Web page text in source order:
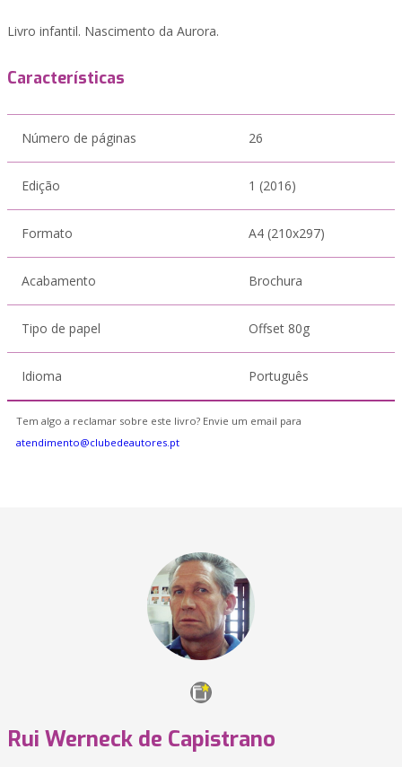
Livro infantil. Nascimento da Aurora.
Características
Número de páginas 26
Edição 1 (2016)
Formato A4 (210x297)
Acabamento Brochura
Tipo de papel Offset 80g
Idioma Português
Tem algo a reclamar sobre este livro? Envie um email para
atendimento@clubedeautores.pt
Rui Werneck de Capistrano